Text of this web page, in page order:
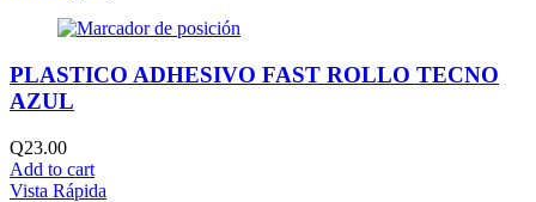
PLASTICO ADHESIVO FAST ROLLO TECNO
AZUL
Q23.00
Add to cart
Vista Rápida